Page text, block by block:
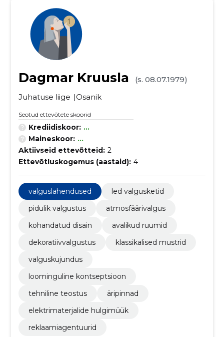
Dagmar Kruusla
(s. 08.07.1979)
Juhatuse liige
Osanik
Seotud ettevõtete skoorid
Krediidiskoor: ...
Maineskoor: ...
Aktiivseid ettevõtteid: 2
Ettevõtluskogemus (aastaid): 4
valguslahendused
led valgusketid
pidulik valgustus
atmosfäärivalgus
kohandatud disain
avalikud ruumid
dekoratiivvalgustus
klassikalised mustrid
valguskujundus
loominguline kontseptsioon
tehniline teostus
äripinnad
elektrimaterjalide hulgimüük
reklaamiagentuurid